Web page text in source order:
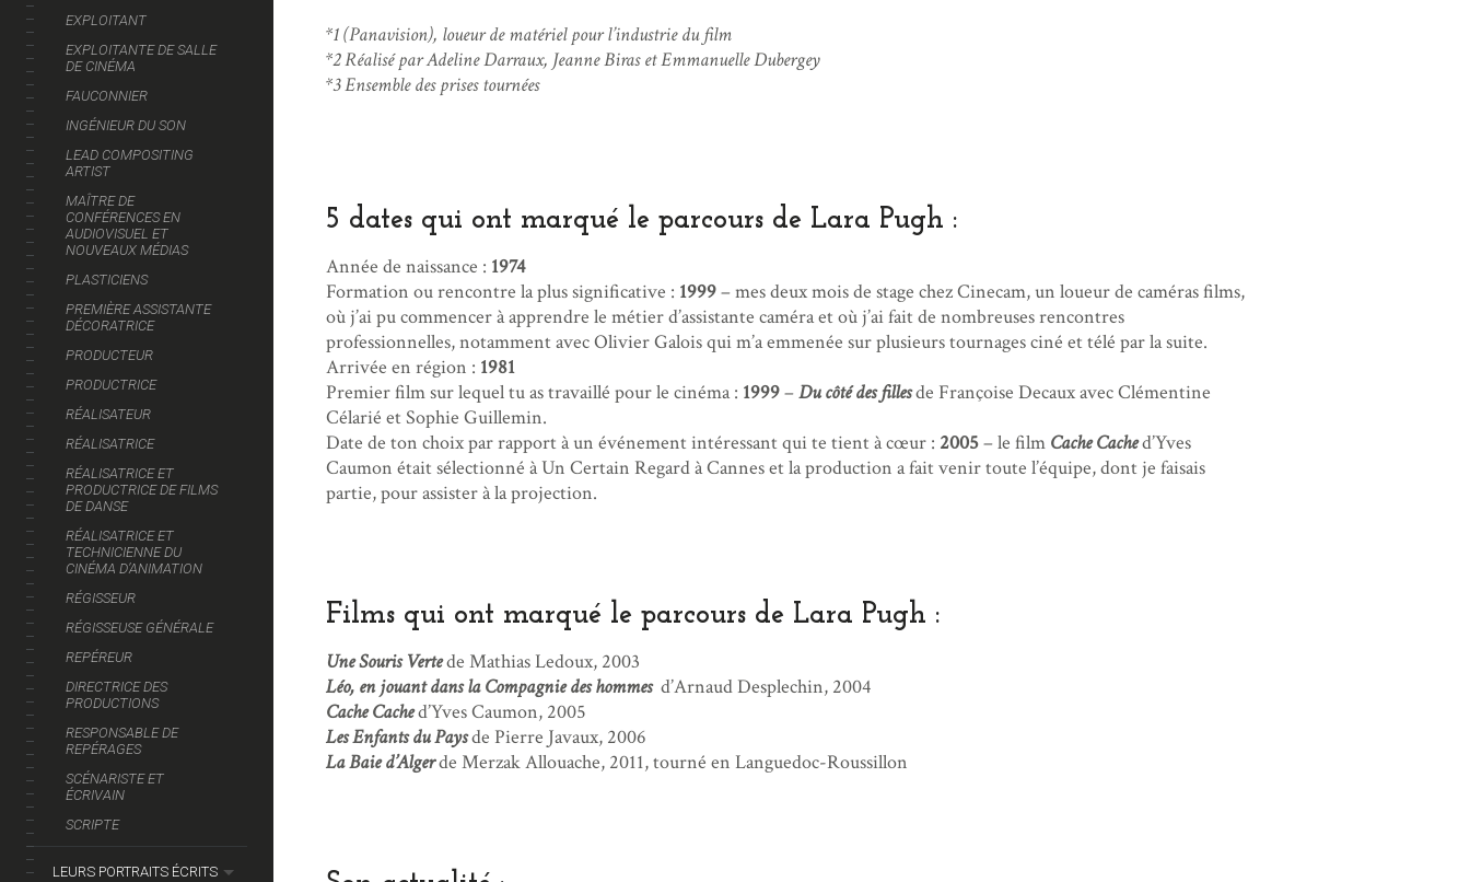
EXPLOITANT
EXPLOITANTE DE SALLE
DE CINÉMA
FAUCONNIER
INGÉNIEUR DU SON
LEAD COMPOSITING
ARTIST
MAÎTRE DE
CONFÉRENCES EN
AUDIOVISUEL ET
NOUVEAUX MÉDIAS
PLASTICIENS
PREMIÈRE ASSISTANTE
DÉCORATRICE
PRODUCTEUR
PRODUCTRICE
RÉALISATEUR
RÉALISATRICE
RÉALISATRICE ET
PRODUCTRICE DE FILMS
DE DANSE
RÉALISATRICE ET
TECHNICIENNE DU
CINÉMA D’ANIMATION
RÉGISSEUR
RÉGISSEUSE GÉNÉRALE
REPÉREUR
DIRECTRICE DES
PRODUCTIONS
RESPONSABLE DE
REPÉRAGES
SCÉNARISTE ET
ÉCRIVAIN
SCRIPTE
LEURS PORTRAITS ÉCRITS
*1 (Panavision), loueur de matériel pour l’industrie du film
*2 Réalisé par Adeline Darraux, Jeanne Biras et Emmanuelle Dubergey
*3 Ensemble des prises tournées
5 dates qui ont marqué le parcours de Lara Pugh :
Année de naissance : 1974
Formation ou rencontre la plus significative : 1999– mes deux mois de stage chez Cinecam, un loueur de caméras films,
où j’ai pu commencer à apprendre le métier d’assistante caméra et où j’ai fait de nombreuses rencontres
professionnelles, notamment avec Olivier Galois qui m’a emmenée sur plusieurs tournages ciné et télé par la suite.
Arrivée en région : 1981
Premier film sur lequel tu as travaillé pour le cinéma : 1999–Du côté des fillesde Françoise Decaux avec Clémentine
Célarié et Sophie Guillemin.
Date de ton choix par rapport à un événement intéressant qui te tient à cœur : 2005– le film Cache Cached’Yves
Caumon était sélectionné à Un Certain Regard à Cannes et la production a fait venir toute l’équipe, dont je faisais
partie, pour assister à la projection.
Films qui ont marqué le parcours de Lara Pugh :
Une Souris Vertede Mathias Ledoux, 2003
Léo, en jouant dans la Compagnie des hommesd’Arnaud Desplechin, 2004
Cache Cached’Yves Caumon, 2005
Les Enfants du Paysde Pierre Javaux, 2006
La Baie d’Algerde Merzak Allouache, 2011, tourné en Languedoc-Roussillon